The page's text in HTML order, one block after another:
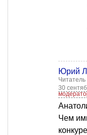
Юрий
Читатель
30
Чем